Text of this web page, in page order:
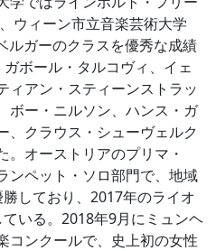
ウィーン市立音楽芸術大学
ルガーのクラスを優秀な成績
ボール・タルコヴィ、イェ
ィアン・スティーンストラッ
ボー・ニルソン、ハンス・ガ
、クラウス・シューヴェルク
オーストリアのプリマ・
ンペット・ソロ部門で、地域
しており、2017年のライオ
いる。2018年9月にミュンヘ
コンクールで、史上初の女性